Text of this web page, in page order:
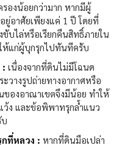
องน้อยกว่ามาก หากมีผู้
ยู่อาศัยเพียงแค่ 1 ปี โดยที่
ขับไล่หรือเรียกคืนสิทธิ์ภายใน
ห้แก่ผู้บุกรุกไปทันทีครับ
: เนื่องจากที่ดินไม่มีโฉนด
วางรูปถ่ายทางอากาศหรือ
องอาณาเขตจึงมีน้อย ทำให้
ว้ง และข้อพิพาทรุกล้ำแนว
ที่หลวง : หากที่ดินมือเปล่า